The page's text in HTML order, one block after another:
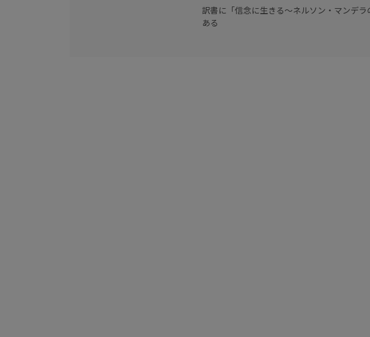
訳書に「信念に生きる～ネルソン・マンデ
ある